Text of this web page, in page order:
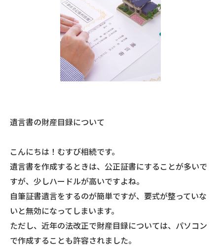
遺言書の財産目録について
こんにちは！むすび相続です。
遺言書を作成するときは、公正証書にすることが多いで
すが、少しハードルが高いですよね。
自筆証書遺言をするのが簡単ですが、要式が整っていな
いと無効になってしまいます。
ただし、近年の法改正で財産目録については、パソコン
で作成することも許容されました。